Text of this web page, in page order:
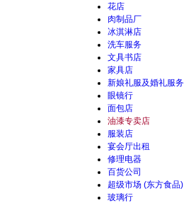
花店
肉制品厂
冰淇淋店
洗车服务
文具书店
家具店
新娘礼服及婚礼服务
眼镜行
面包店
油漆专卖店
服装店
宴会厅出租
修理电器
百货公司
超级市场 (东方食品)
玻璃行